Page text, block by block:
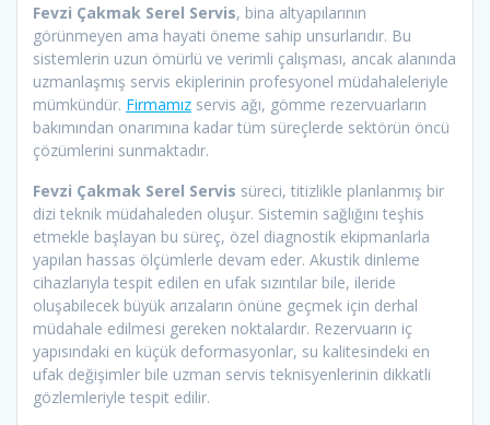
Fevzi Çakmak Serel Servis, bina altyapılarının
görünmeyen ama hayati öneme sahip unsurlarıdır. Bu
sistemlerin uzun ömürlü ve verimli çalışması, ancak alanında
uzmanlaşmış servis ekiplerinin profesyonel müdahaleleriyle
mümkündür. Firmamız servis ağı, gömme rezervuarların
bakımından onarımına kadar tüm süreçlerde sektörün öncü
çözümlerini sunmaktadır.
Fevzi Çakmak Serel Servis süreci, titizlikle planlanmış bir
dizi teknik müdahaleden oluşur. Sistemin sağlığını teşhis
etmekle başlayan bu süreç, özel diagnostik ekipmanlarla
yapılan hassas ölçümlerle devam eder. Akustik dinleme
cihazlarıyla tespit edilen en ufak sızıntılar bile, ileride
oluşabilecek büyük arızaların önüne geçmek için derhal
müdahale edilmesi gereken noktalardır. Rezervuarın iç
yapısındaki en küçük deformasyonlar, su kalitesindeki en
ufak değişimler bile uzman servis teknisyenlerinin dikkatli
gözlemleriyle tespit edilir.